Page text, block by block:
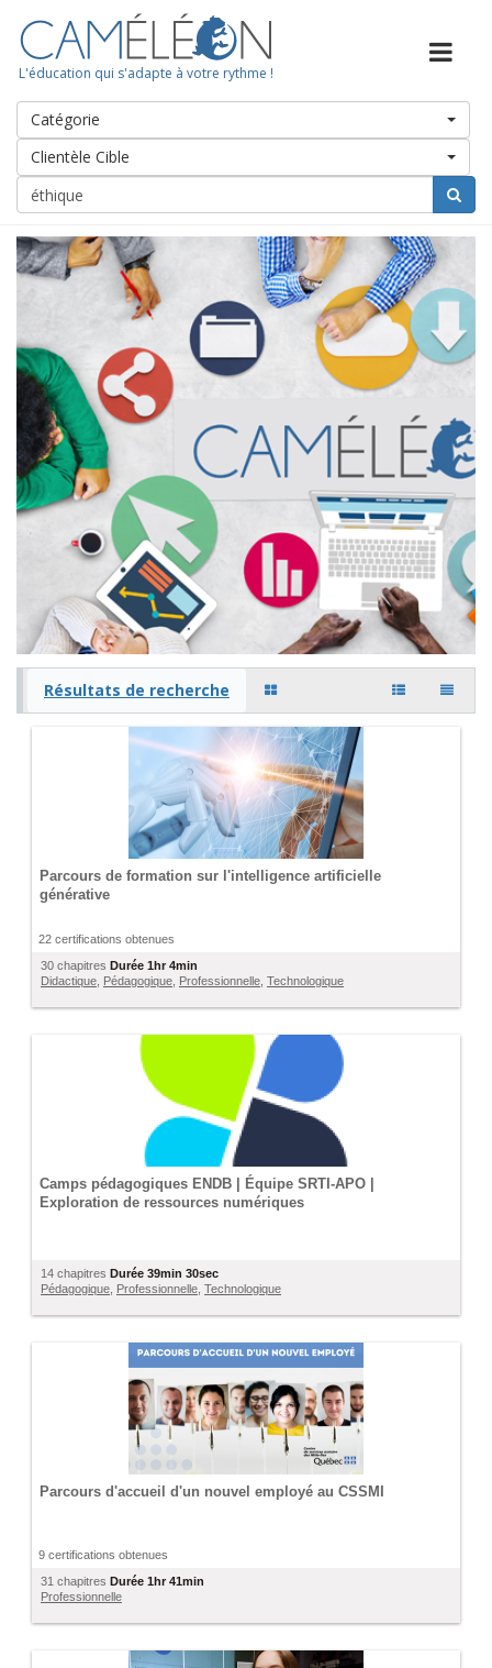
L'éducation qui s'adapte à votre rythme !
Catégorie
Clientèle Cible
Résultats de recherche
Parcours de formation sur l'intelligence artificielle
générative
22 certifications obtenues
30 chapitres Durée 1hr 4min
Didactique Pédagogique Professionnelle Technologique
Camps pédagogiques ENDB | Équipe SRTI-APO |
Exploration de ressources numériques
14 chapitres Durée 39min 30sec
Pédagogique Professionnelle Technologique
Parcours d'accueil d'un nouvel employé au CSSMI
9 certifications obtenues
31 chapitres Durée 1hr 41min
Professionnelle